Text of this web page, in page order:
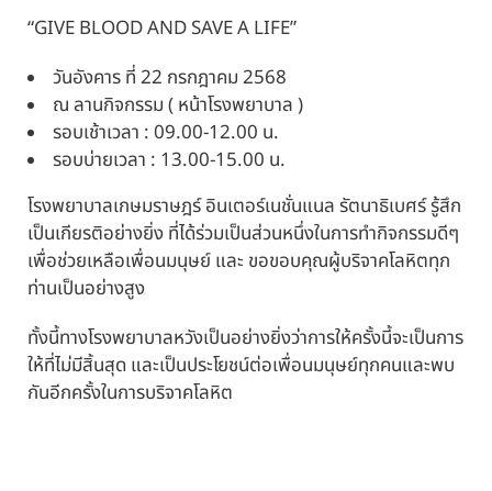
“GIVE BLOOD AND SAVE A LIFE”
วันอังคาร ที่ 22 กรกฎาคม 2568
ณ ลานกิจกรรม ( หน้าโรงพยาบาล )
รอบเช้าเวลา : 09.00-12.00 น.
รอบบ่ายเวลา : 13.00-15.00 น.
โรงพยาบาลเกษมราษฎร์ อินเตอร์เนชั่นแนล รัตนาธิเบศร์ รู้สึก
เป็นเกียรติอย่างยิ่ง ที่ได้ร่วมเป็นส่วนหนึ่งในการทำกิจกรรมดีๆ
เพื่อช่วยเหลือเพื่อนมนุษย์ และ ขอขอบคุณผู้บริจาคโลหิตทุก
ท่านเป็นอย่างสูง
ทั้งนี้ทางโรงพยาบาลหวังเป็นอย่างยิ่งว่าการให้ครั้งนี้จะเป็นการ
ให้ที่ไม่มีสิ้นสุด และเป็นประโยชน์ต่อเพื่อนมนุษย์ทุกคนและพบ
กันอีกครั้งในการบริจาคโลหิต